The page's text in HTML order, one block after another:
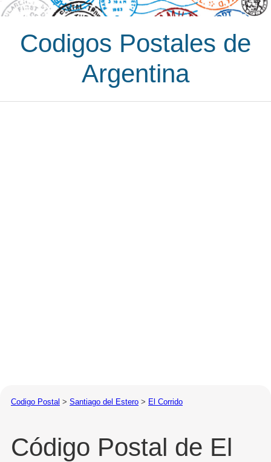
Codigos Postales de
Argentina
Codigo Postal > Santiago del Estero > El Corrido
Código Postal de El